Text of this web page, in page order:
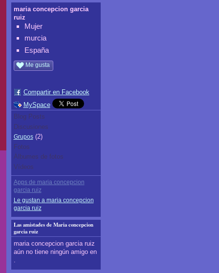
maria concepcion garcia
ruiz
Mujer
murcia
España
Me gusta
Compartir en Facebook
MySpace
Blog Posts
Discusiones
Grupos(2)
Fotos
Álbumes de fotos
Vídeos
Apps de maria concepcion
garcia ruiz
Le gustan a maria concepcion
garcia ruiz
Las amistades de Maria concepcion
garcia ruiz
maria concepcion garcia ruiz
aún no tiene ningún amigo en
.